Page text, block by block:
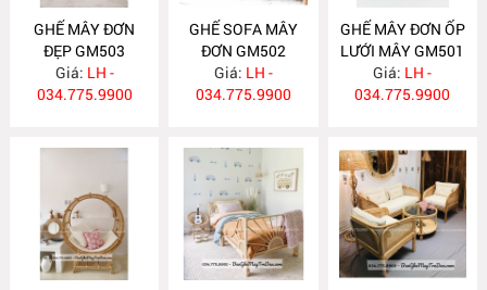
GHẾ MÂY ĐƠN
ĐẸP GM503
Giá: LH -
034.775.9900
GHẾ SOFA MÂY
ĐƠN GM502
Giá: LH -
034.775.9900
GHẾ MÂY ĐƠN ỐP
LƯỚI MÂY GM501
Giá: LH -
034.775.9900